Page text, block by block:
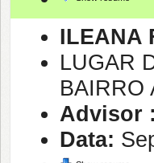
ILEANA
LUGAR
BAIRRO
Advisor :
Data: